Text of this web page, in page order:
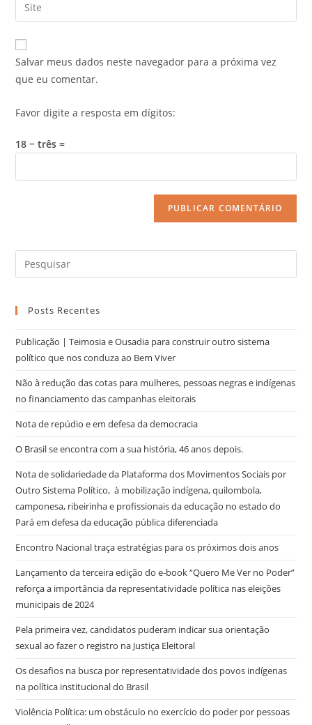
Salvar meus dados neste navegador para a próxima vez
que eu comentar.
Favor digite a resposta em dígitos:
18 − três =
Posts Recentes
Publicação | Teimosia e Ousadia para construir outro sistema
político que nos conduza ao Bem Viver
Não à redução das cotas para mulheres, pessoas negras e indígenas
no financiamento das campanhas eleitorais
Nota de repúdio e em defesa da democracia
O Brasil se encontra com a sua história, 46 anos depois.
Nota de solidariedade da Plataforma dos Movimentos Sociais por
Outro Sistema Político, à mobilização indígena, quilombola,
camponesa, ribeirinha e profissionais da educação no estado do
Pará em defesa da educação pública diferenciada
Encontro Nacional traça estratégias para os próximos dois anos
Lançamento da terceira edição do e-book “Quero Me Ver no Poder”
reforça a importância da representatividade política nas eleições
municipais de 2024
Pela primeira vez, candidatos puderam indicar sua orientação
sexual ao fazer o registro na Justiça Eleitoral
Os desafios na busca por representatividade dos povos indígenas
na política institucional do Brasil
Violência Política: um obstáculo no exercício do poder por pessoas